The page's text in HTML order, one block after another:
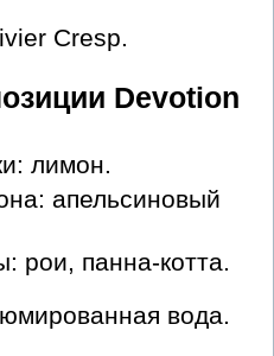
Cresp.
Devotion
лимон.
апельсиновый
рои, панна-котта.
вода.